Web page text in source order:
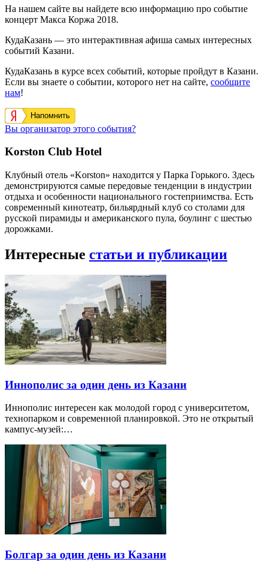
На нашем сайте вы найдете всю информацию про событие
концерт Макса Коржа 2018.
КудаКазань — это интерактивная афиша самых интересных
событий Казани.
КудаКазань в курсе всех событий, которые пройдут в Казани.
Если вы знаете о событии, которого нет на сайте, сообщите
нам!
Напомнить
Вы организатор этого события?
Korston Club Hotel
Клубный отель «Korston» находится у Парка Горького. Здесь
демонстрируются самые передовые тенденции в индустрии
отдыха и особенности национального гостеприимства. Есть
современный кинотеатр, бильярдный клуб со столами для
русской пирамиды и американского пула, боулинг с шестью
дорожками.
Интересные статьи и публикации
Иннополис за один день из Казани
Иннополис интересен как молодой город с университетом,
технопарком и современной планировкой. Это не открытый
кампус-музей:…
Болгар за один день из Казани